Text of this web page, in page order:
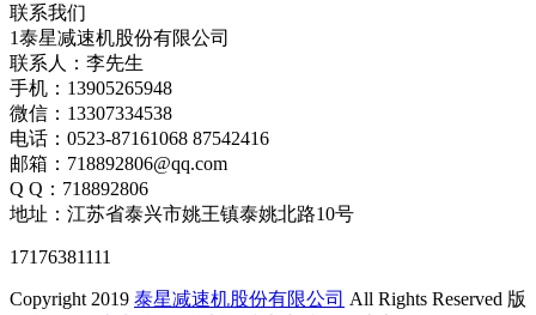
联系我们
1泰星减速机股份有限公司
联系人：李先生
手机：13905265948
微信：13307334538
电话：0523-87161068 87542416
邮箱：718892806@qq.com
Q Q：718892806
地址：江苏省泰兴市姚王镇泰姚北路10号
17176381111
Copyright 2019 泰星减速机股份有限公司 All Rights Reserved 版